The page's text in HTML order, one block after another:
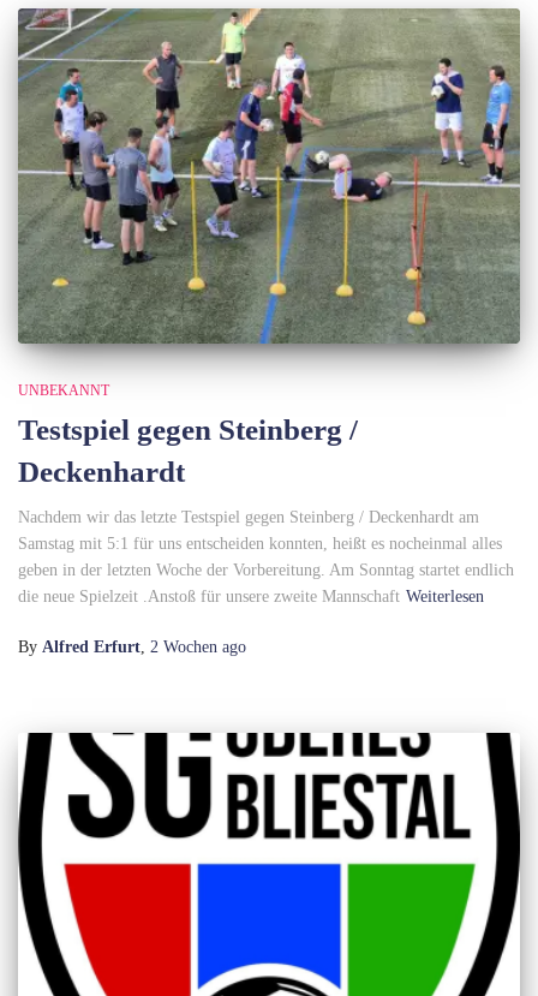
UNBEKANNT
Testspiel gegen Steinberg /
Deckenhardt
Nachdem wir das letzte Testspiel gegen Steinberg / Deckenhardt am
Samstag mit 5:1 für uns entscheiden konnten, heißt es nocheinmal alles
geben in der letzten Woche der Vorbereitung. Am Sonntag startet endlich
die neue Spielzeit .Anstoß für unsere zweite Mannschaft Weiterlesen
By Alfred Erfurt 2 Wochen ago